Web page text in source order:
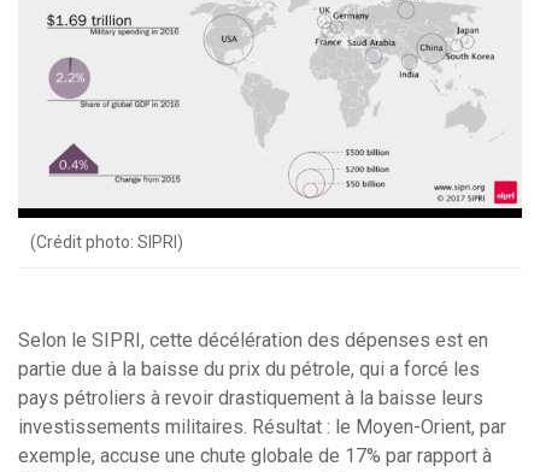
(Crédit photo: SIPRI)
Selon le SIPRI, cette décélération des dépenses est en
partie due à la baisse du prix du pétrole, qui a forcé les
pays pétroliers à revoir drastiquement à la baisse leurs
investissements militaires. Résultat : le Moyen-Orient, par
exemple, accuse une chute globale de 17% par rapport à